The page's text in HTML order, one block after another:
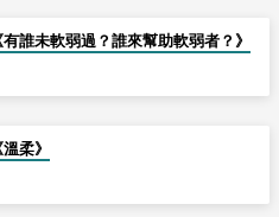
誰未軟弱過？誰來幫助軟弱者？》
柔》